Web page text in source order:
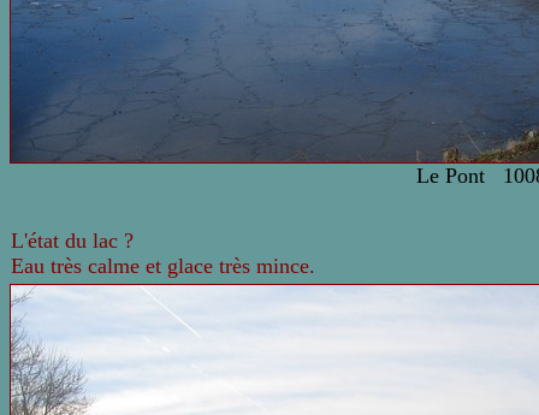
Le Pont
L'état du lac ?
Eau très calme et glace très mince.